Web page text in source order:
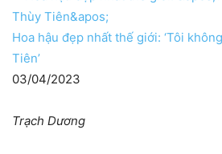
Hoa hậu đẹp nhất thế giới: ‘Tôi
Tiên’
03/04/2023
Trạch Dương